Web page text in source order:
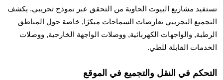
تستفيد مشاريع البيوت الحاوية من التحقق عبر نموذج تجريبي. يكشف
التجميع التجريبي تعارضات السماحات مبكرًا, خاصة حول المناطق
الرطبة, والواجهات الكهربائية, ووصلات الواجهة الخارجية, ووصلات
الخدمات القابلة للطي.
التحكم في النقل والتجميع في الموقع